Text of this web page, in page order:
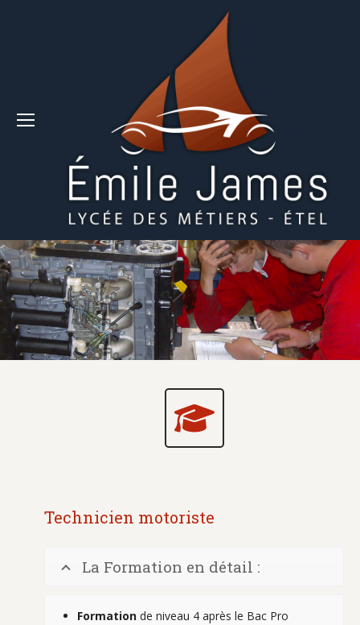
Technicien motoriste
La Formation en détail :
Formation de niveau 4 après le Bac Pro